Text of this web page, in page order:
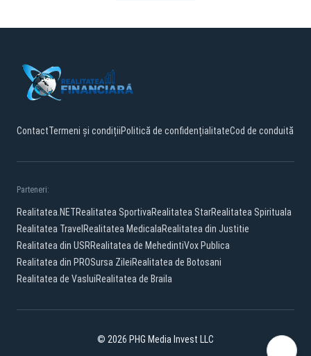
ContactTermeni și condițiiPolitică de confidențialitateCod de conduită
Parteneri:
Realitatea.NETRealitatea SportivaRealitatea StarRealitatea Spirituala
Realitatea Travel Realitatea MedicalaRealitatea din Justitie
Realitatea din USRRealitatea de MehedintiVox Publica
Realitatea din PROSursa ZileiRealitatea de Botosani
Realitatea de VasluiRealitatea de Braila
© 2026 PHG Media Invest LLC